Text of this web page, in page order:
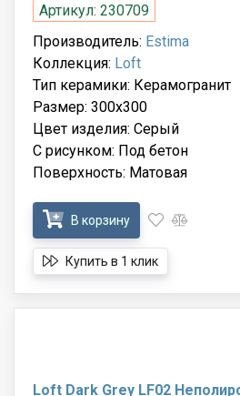
Артикул: 230709
Производитель: Estima
Коллекция: Loft
Тип керамики: Керамогранит
Размер: 300x300
Цвет изделия: Серый
С рисунком: Под бетон
Поверхность: Матовая
В корзину
Купить в 1 клик
Loft Dark Grey LF02